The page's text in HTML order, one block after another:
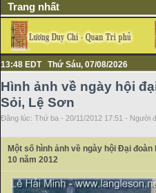
Trang nhất
13:48 EDT Thứ Sáu, 07/08/2026
Hình ảnh về ngày hội
Sỏi, Lệ Sơn
Đăng lúc: Thứ ba - 20/11/2012 17:51 - Người
Một số hình ảnh về ngày hội Đại
10 năm 2012